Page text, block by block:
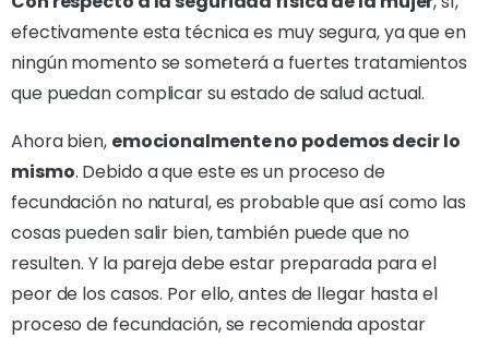
efectivamente esta técnica es muy segura, ya que en
ningún momento se someterá a fuertes tratamientos
que puedan complicar su estado de salud actual.
Ahora bien, emocionalmente no podemos decir lo
mismo. Debido a que este es un proceso de
fecundación no natural, es probable que así como las
cosas pueden salir bien, también puede que no
resulten. Y la pareja debe estar preparada para el
peor de los casos. Por ello,antes de llegar hasta el
proceso de fecundación, se recomienda apostar